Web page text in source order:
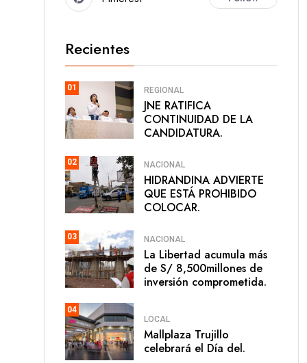
Recientes
01 REGIONAL
JNE RATIFICA
CONTINUIDAD DE LA
CANDIDATURA.
02 NACIONAL
HIDRANDINA ADVIERTE
QUE ESTÁ PROHIBIDO
COLOCAR.
03 NACIONAL
La Libertad acumula más
de S/ 8,500millones de
inversión comprometida.
04
LOCAL
Mallplaza Trujillo
celebrará el Día del.